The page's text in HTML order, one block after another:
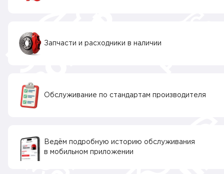
Запчасти и расходники в наличии
Обслуживание по стандартам производителя
Ведём подробную историю обслуживания
в мобильном приложении